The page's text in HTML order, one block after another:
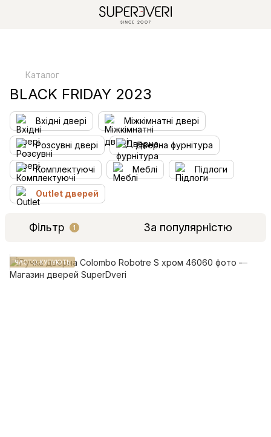
Каталог
BLACK FRIDAY 2023
Вхідні двері Міжкімнатні двері
Розсувні двері Дверна фурнітура
Комплектуючі Меблі Підлоги
Outlet дверей
Фільтр 1 За популярністю
ЧАСТО КУПУЮТЬ